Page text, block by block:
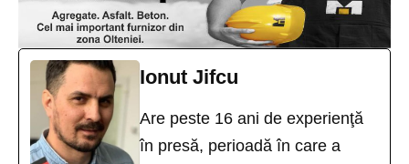
Ionut Jifcu
Are peste 16 ani de experienţă
în presă, perioadă în care a